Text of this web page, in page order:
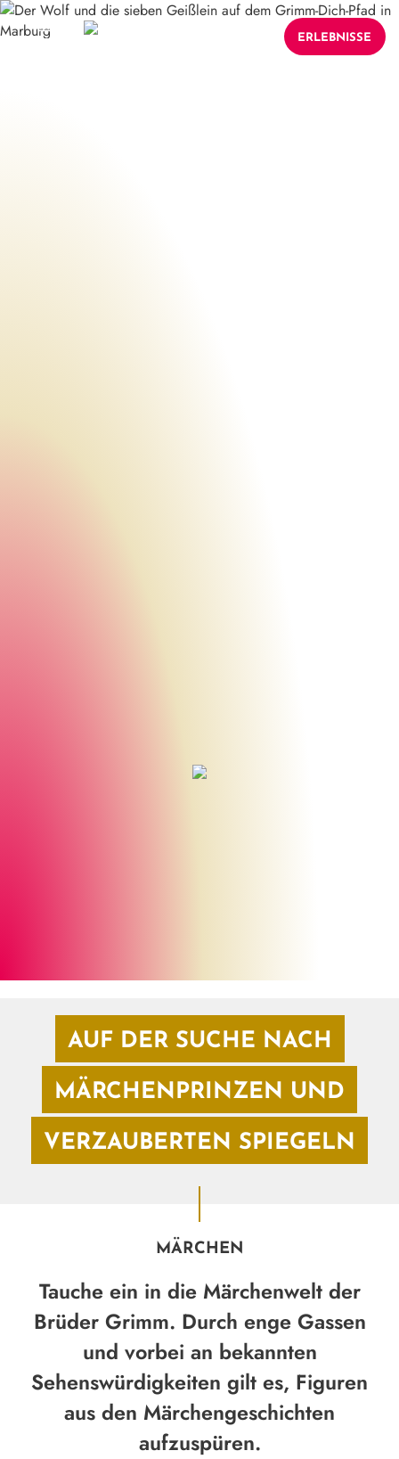
ERLEBNISSE
AUF DER SUCHE NACH
MÄRCHENPRINZEN UND
VERZAUBERTEN SPIEGELN
MÄRCHEN
Tauche ein in die Märchenwelt der
Brüder Grimm. Durch enge Gassen
und vorbei an bekannten
Sehenswürdigkeiten gilt es, Figuren
aus den Märchengeschichten
aufzuspüren.